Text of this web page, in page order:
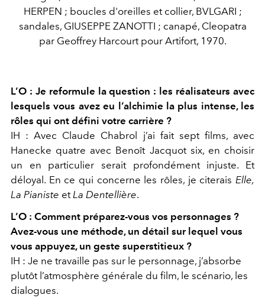
HERPEN ; boucles d'oreilles et collier, BVLGARI ;
sandales, GIUSEPPE ZANOTTI ; canapé, Cleopatra
par Geoffrey Harcourt pour Artifort, 1970.
L’O : Je reformule la question : les réalisateurs avec
lesquels vous avez eu l’alchimie la plus intense, les
rôles qui ont défini votre carrière ?
IH : Avec Claude Chabrol j’ai fait sept films, avec
Hanecke quatre avec Benoît Jacquot six, en choisir
un en particulier serait profondément injuste. Et
déloyal. En ce qui concerne les rôles, je citerais Elle,
La Pianiste et La Dentellière.
L’O : Comment préparez-vous vos personnages ?
Avez-vous une méthode, un détail sur lequel vous
vous appuyez, un geste superstitieux ?
IH : Je ne travaille pas sur le personnage, j’absorbe
plutôt l’atmosphère générale du film, le scénario, les
dialogues.